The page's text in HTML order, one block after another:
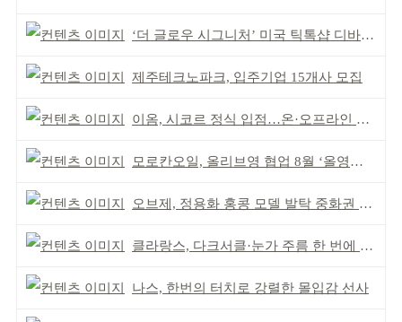
‘더 글로우 시그니처’ 미국 틱톡샵 디바이스 부문 1위
제주테크노파크, 입주기업 15개사 모집
이옴, 시코르 정식 입점…온·오프라인 유통망 확대
모로칸오일, 올리브영 협업 8월 ‘올영픽’ 선정
오브제, 정용화 홍콩 모델 발탁 중화권 공략 강화
클라랑스, 다크서클·눈가 주름 한 번에 더블 케어
나스, 한번의 터치로 강렬한 몰입감 선사